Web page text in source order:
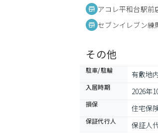
アコレ平和台駅前
セブンイレブン練
その他
駐車/駐輪 有敷地
入居時期 2026年
損保 住宅保
保証代行人 保証人